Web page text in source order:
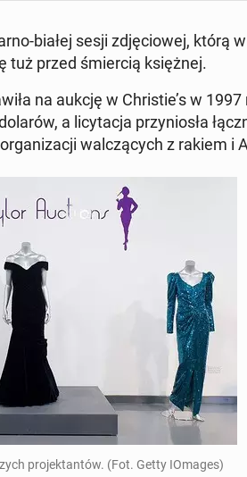
białej sesji zdję­cio­wej, którą
tuż przed śmier­cią księż­nej.
na aukcję w Chri­stie’s w 1997
a li­cy­ta­cja przy­nio­sła
wal­czą­cych z rakiem i
pro­jek­tan­tów. (Fot. Getty IOmages)